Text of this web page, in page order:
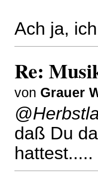
Ach ja,
Re:
von Grauer
daß Du
hattest.....